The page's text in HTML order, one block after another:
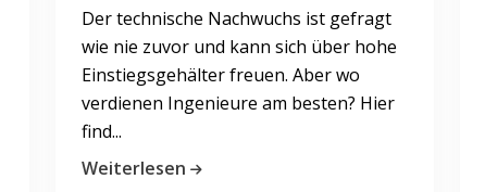
Der technische Nachwuchs ist gefragt
wie nie zuvor und kann sich über hohe
Einstiegsgehälter freuen. Aber wo
verdienen Ingenieure am besten? Hier
find...
Weiterlesen